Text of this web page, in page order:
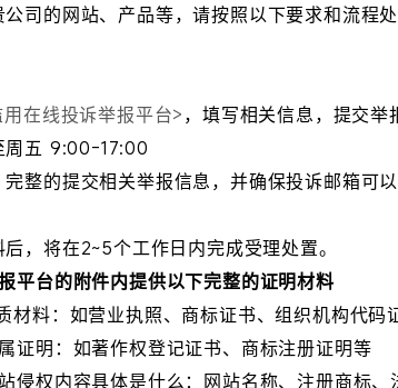
司的网站、产品等，请按照以下要求和流程处
在线投诉举报平台>，填写相关信息，提交举
周五 9:00-17:00
整的提交相关举报信息，并确保投诉邮箱可以
，将在2~5个工作日内完成受理处置。
平台的附件内提供以下完整的证明材料
材料：如营业执照、商标证书、组织机构代
证明：如著作权登记证书、商标注册证明等
侵权内容具体是什么：网站名称、注册商标、